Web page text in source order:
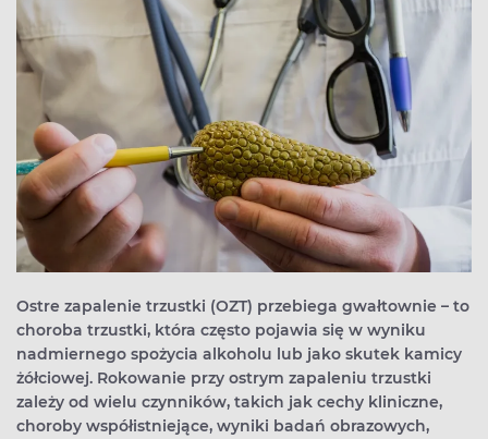
Ostre zapalenie trzustki (OZT) przebiega gwałtownie – to
choroba trzustki, która często pojawia się w wyniku
nadmiernego spożycia alkoholu lub jako skutek kamicy
żółciowej. Rokowanie przy ostrym zapaleniu trzustki
zależy od wielu czynników, takich jak cechy kliniczne,
choroby współistniejące, wyniki badań obrazowych,